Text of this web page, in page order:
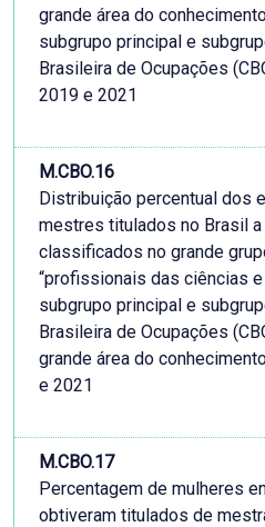
grande área do
subgrupo principal e
Brasileira de Ocupações
2019 e 2021
M.CBO.16
Distribuição percentual dos
mestres titulados no Brasil
classificados no grande
“profissionais das ciências
subgrupo principal e
Brasileira de Ocupações
grande área do
e 2021
M.CBO.17
Percentagem de mulheres
obtiveram titulados de